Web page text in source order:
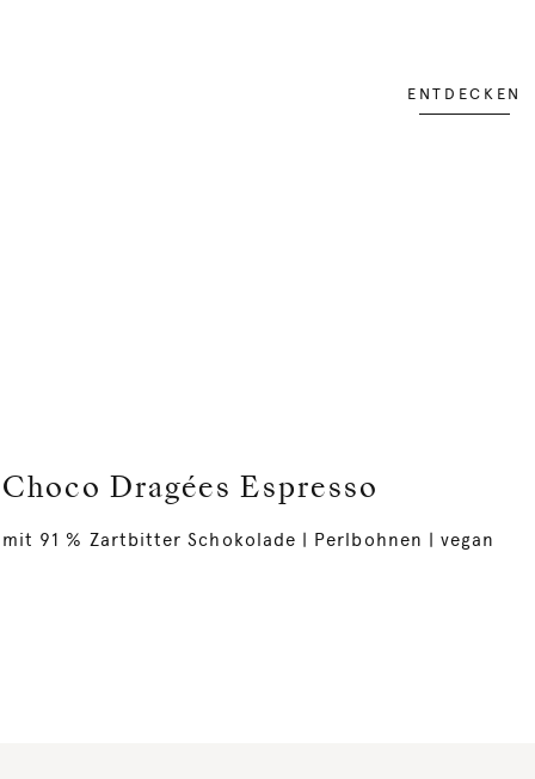
ENTDECKEN
Choco Dragées Espresso
mit 91 % Zartbitter Schokolade | Perlbohnen | vegan